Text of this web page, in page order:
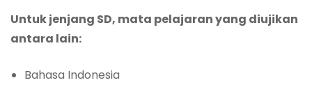
Untuk jenjang SD, mata pelajaran yang diujikan
antara lain:
Bahasa Indonesia